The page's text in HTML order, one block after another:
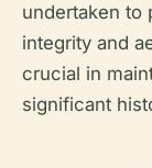
undertaken to
integrity and
crucial in
significant